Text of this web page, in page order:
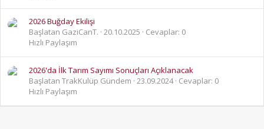
2026 Buğday Ekilişi
Başlatan GaziCanT. 20.10.2025
Cevaplar: 0
Hızlı Paylaşım
2026'da İlk Tarım Sayımı Sonuçları Açıklanacak
Başlatan TrakKulüp Gündem 23.09.2024 Cevaplar: 0
Hızlı Paylaşım